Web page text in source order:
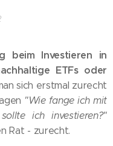
beim Investieren in
ETFs oder
sich erstmal zurecht
"Wie fange ich mit
ich investieren?"
Rat - zurecht.